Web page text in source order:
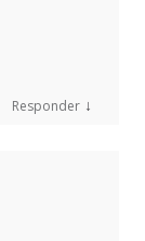
Responder ↓